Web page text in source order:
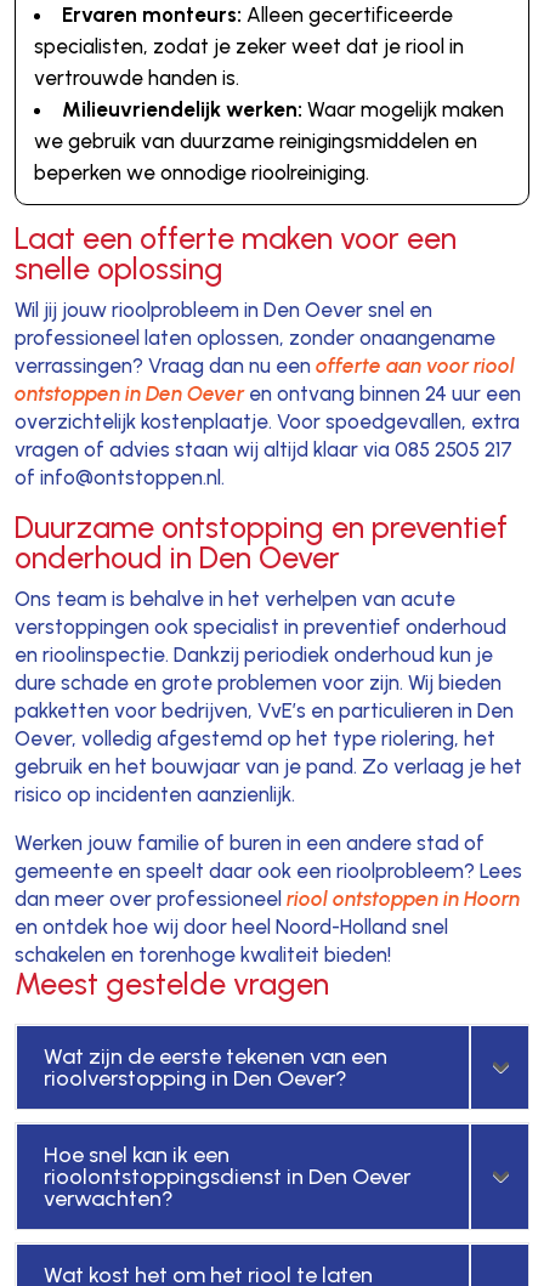
Ervaren monteurs: Alleen gecertificeerde
specialisten, zodat je zeker weet dat je riool in
vertrouwde handen is.
Milieuvriendelijk werken: Waar mogelijk maken
we gebruik van duurzame reinigingsmiddelen en
beperken we onnodige rioolreiniging.
Laat een offerte maken voor een
snelle oplossing
Wil jij jouw rioolprobleem in Den Oever snel en
professioneel laten oplossen, zonder onaangename
verrassingen? Vraag dan nu een offerte aan voor riool
ontstoppen in Den Oeveren ontvang binnen 24 uur een
overzichtelijk kostenplaatje. Voor spoedgevallen, extra
vragen of advies staan wij altijd klaar via 085 2505 217
of info@ontstoppen.nl.
Duurzame ontstopping en preventief
onderhoud in Den Oever
Ons team is behalve in het verhelpen van acute
verstoppingen ook specialist in preventief onderhoud
en rioolinspectie. Dankzij periodiek onderhoud kun je
dure schade en grote problemen voor zijn. Wij bieden
pakketten voor bedrijven, VvE’s en particulieren in Den
Oever, volledig afgestemd op het type riolering, het
gebruik en het bouwjaar van je pand. Zo verlaag je het
risico op incidenten aanzienlijk.
Werken jouw familie of buren in een andere stad of
gemeente en speelt daar ook een rioolprobleem? Lees
dan meer over professioneel riool ontstoppen in Hoorn
en ontdek hoe wij door heel Noord-Holland snel
schakelen en torenhoge kwaliteit bieden!
Meest gestelde vragen
Wat zijn de eerste tekenen van een
rioolverstopping in Den Oever?
Hoe snel kan ik een
rioolontstoppingsdienst in Den Oever
verwachten?
Wat kost het om het riool te laten